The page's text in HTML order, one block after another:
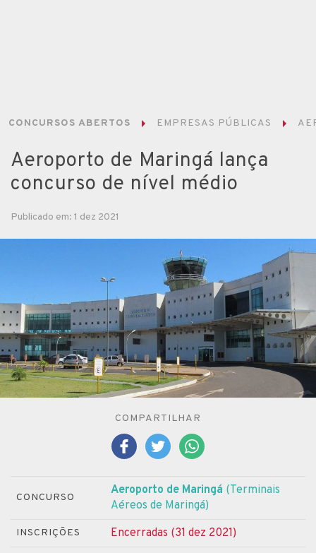
CONCURSOS ABERTOS EMPRESAS PÚBLICAS
Aeroporto de Maringá lança
concurso de nível médio
Publicado em: 1 dez 2021
COMPARTILHAR
CONCURSO
Aeroporto de Maringá (Terminais
Aéreos de Maringá)
INSCRIÇÕES Encerradas (31 dez 2021)